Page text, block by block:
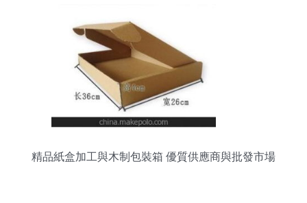
精品紙盒加工與木制包裝箱 優質供應商與批發市場